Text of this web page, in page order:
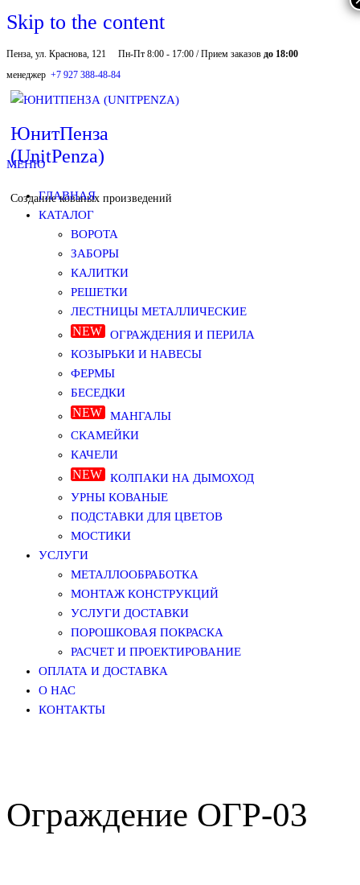
Skip to the content
Пенза, ул. Краснова, 121 Пн-Пт 8:00 - 17:00 / Прием заказов до 18:00
менеджер +7 927 388-48-84
ЮнитПенза
(UnitPenza)
Создание кованых произведений
МЕНЮ
ГЛАВНАЯ
КАТАЛОГ
ВОРОТА
ЗАБОРЫ
КАЛИТКИ
РЕШЕТКИ
ЛЕСТНИЦЫ МЕТАЛЛИЧЕСКИЕ
ОГРАЖДЕНИЯ И ПЕРИЛА
КОЗЫРЬКИ И НАВЕСЫ
ФЕРМЫ
БЕСЕДКИ
МАНГАЛЫ
СКАМЕЙКИ
КАЧЕЛИ
КОЛПАКИ НА ДЫМОХОД
УРНЫ КОВАНЫЕ
ПОДСТАВКИ ДЛЯ ЦВЕТОВ
МОСТИКИ
УСЛУГИ
МЕТАЛЛООБРАБОТКА
МОНТАЖ КОНСТРУКЦИЙ
УСЛУГИ ДОСТАВКИ
ПОРОШКОВАЯ ПОКРАСКА
РАСЧЕТ И ПРОЕКТИРОВАНИЕ
ОПЛАТА И ДОСТАВКА
О НАС
КОНТАКТЫ
Ограждение ОГР-03